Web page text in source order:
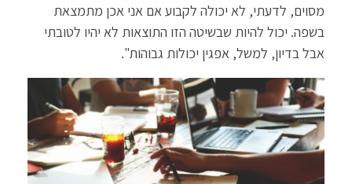
מסוים, לדעתי, לא יכולה לקבוע אם אני אכן מתמצאת
בשפה. יכול להיות שבשיטה הזו התוצאות לא יהיו לטובתי
אבל בדיון, למשל, אפגין יכולות גבוהות".